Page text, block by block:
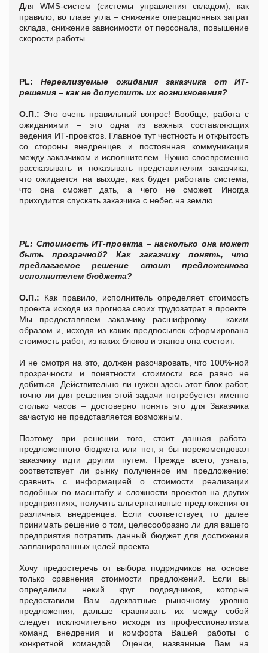
Для WMS-систем (системы управления складом), как
правило, во главе угла – снижение операционных затрат
склада, снижение зависимости от персонала, повышение
скорости работы.
PL: Нереализуемые ожидания заказчика от ИТ-
решения – как не допустить их возникновения?
О.П.: Это очень правильный вопрос! Вообще, работа с
ожиданиями – это одна из важных составляющих
ведения ИТ-проектов. Главное тут честность и открытость
со стороны внедренцев и постоянная коммуникация
между заказчиком и исполнителем. Нужно своевременно
рассказывать и показывать представителям заказчика,
что ожидается на выходе, как будет работать система,
что она сможет дать, а чего не сможет. Иногда
приходится спускать заказчика с небес на землю.
PL: Стоимость ИТ-проекта – насколько она может
быть прозрачной? Как заказчику понять, что
предлагаемое решение стоит предложенного
исполнителем бюджета?
О.П.: Как правило, исполнитель определяет стоимость
проекта исходя из прогноза своих трудозатрат в проекте.
Мы предоставляем заказчику расшифровку – каким
образом и, исходя из каких предпосылок сформирована
стоимость работ, из каких блоков и этапов она состоит.
И не смотря на это, должен разочаровать, что 100%-ной
прозрачности и понятности стоимости все равно не
добиться. Действительно ли нужен здесь этот блок работ,
точно ли для решения этой задачи потребуется именно
столько часов – достоверно понять это для Заказчика
зачастую не представляется возможным.
Поэтому при решении того, стоит данная работа
предложенного бюджета или нет, я бы порекомендовал
заказчику идти другим путем. Прежде всего, узнать,
соответствует ли рынку полученное им предложение:
сравнить с информацией о стоимости реализации
подобных по масштабу и сложности проектов на других
предприятиях; получить альтернативные предложения от
различных внедренцев. Если соответствует, то далее
принимать решение о том, целесообразно ли для вашего
предприятия потратить данный бюджет для достижения
запланированных целей проекта.
Хочу предостеречь от выбора подрядчиков на основе
только сравнения стоимости предложений. Если вы
определили некий круг подрядчиков, которые
предоставили Вам адекватные рыночному уровню
предложения, дальше сравнивать их между собой
следует исключительно исходя из профессионализма
команд внедрения и комфорта Вашей работы с
конкретной командой. Оценки, названные Вам на